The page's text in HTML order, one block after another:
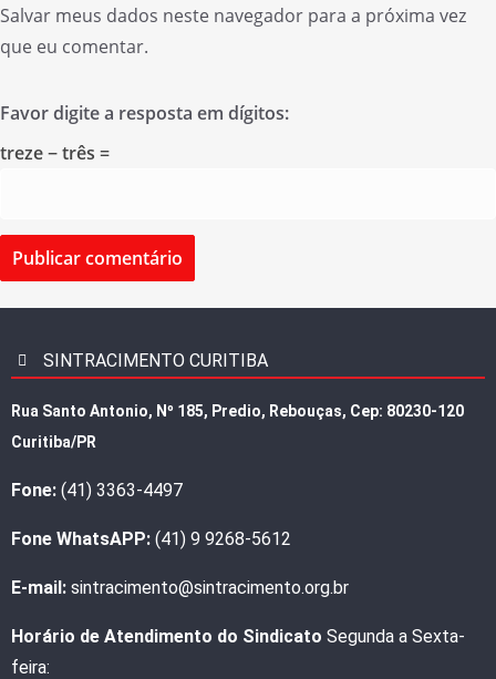
Salvar meus dados neste navegador para a próxima vez
que eu comentar.
Favor digite a resposta em dígitos:
treze − três =
SINTRACIMENTO CURITIBA
Rua Santo Antonio, Nº 185, Predio, Rebouças, Cep: 80230-120
Curitiba/PR
Fone: (41) 3363-4497
Fone WhatsAPP: (41) 9 9268-5612
E-mail: sintracimento@sintracimento.org.br
Horário de Atendimento do Sindicato Segunda a Sexta-
feira: